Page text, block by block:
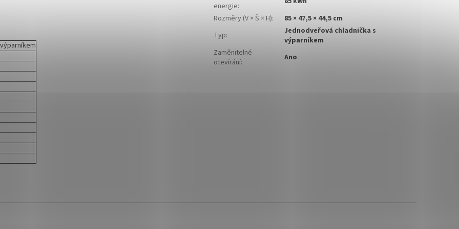
energie:
Rozměry (V × Š × H):
85 × 47,5 × 44,5 cm
Typ:
Jednodveřová chladnička s
výparníkem
Zaměnitelné
otevírání: Ano